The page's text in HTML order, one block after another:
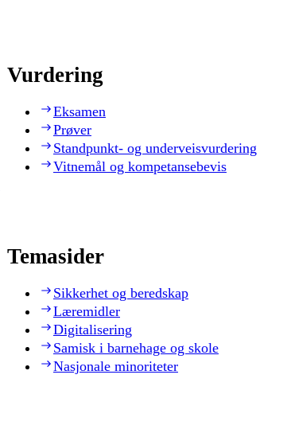
Vurdering
Eksamen
Prøver
Standpunkt- og underveisvurdering
Vitnemål og kompetansebevis
Temasider
Sikkerhet og beredskap
Læremidler
Digitalisering
Samisk i barnehage og skole
Nasjonale minoriteter